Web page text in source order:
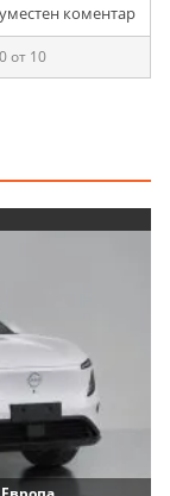
коментар
от 10